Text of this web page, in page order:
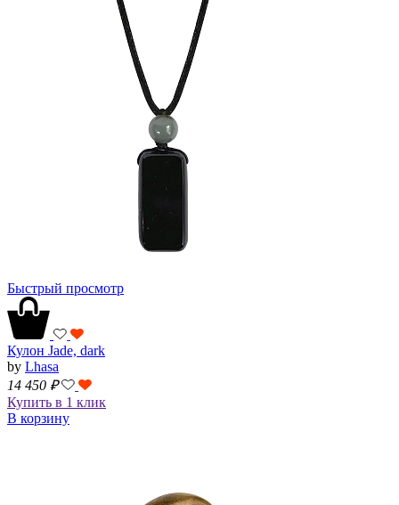
Быстрый просмотр
Кулон Jade, dark
by Lhasa
14 450 ₽
Купить в 1 клик
В корзину